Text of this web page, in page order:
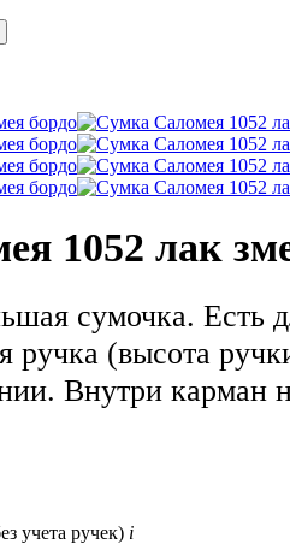
1052 лак
сумочка. Есть
ручка (высота
Внутри карман
учета ручек) i